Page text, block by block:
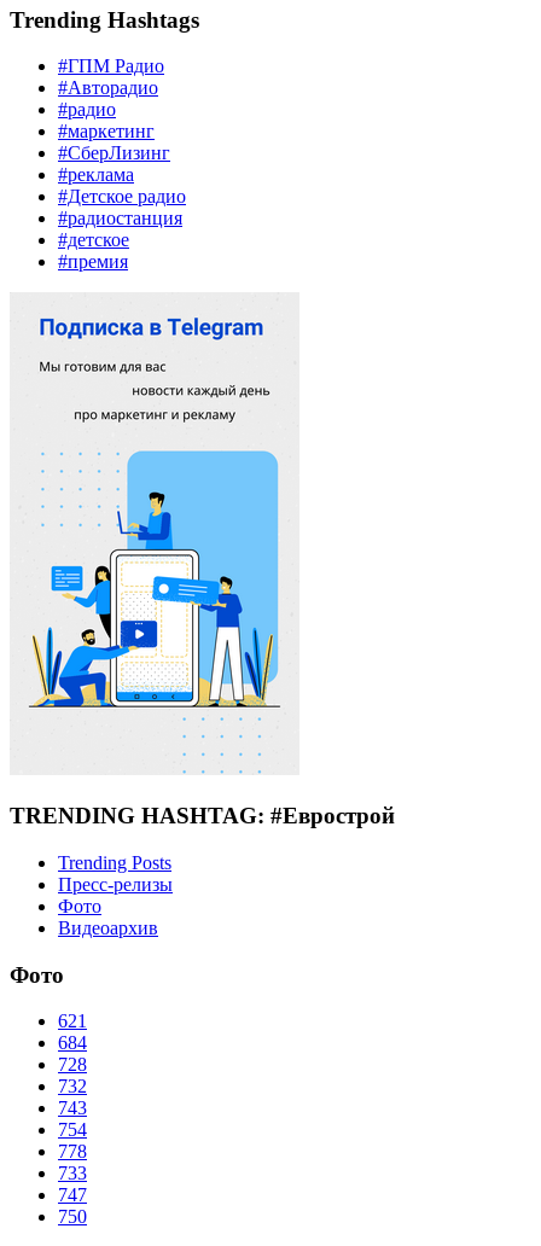
Trending Hashtags
#ГПМ Радио
#Авторадио
#радио
#маркетинг
#СберЛизинг
#реклама
#Детское радио
#радиостанция
#детское
#премия
TRENDING HASHTAG: #Еврострой
Trending Posts
Пресс-релизы
Фото
Видеоархив
Фото
621
684
728
732
743
754
778
733
747
750